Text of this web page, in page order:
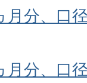
月分、口
月分、口